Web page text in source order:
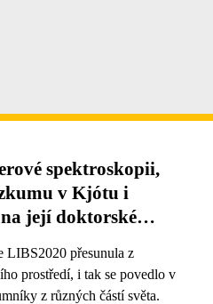
spektroskopii,
v Kjótu i
její doktorské
LIBS2020 přesunula z
prostředí, i tak se povedlo v
z různých částí světa.